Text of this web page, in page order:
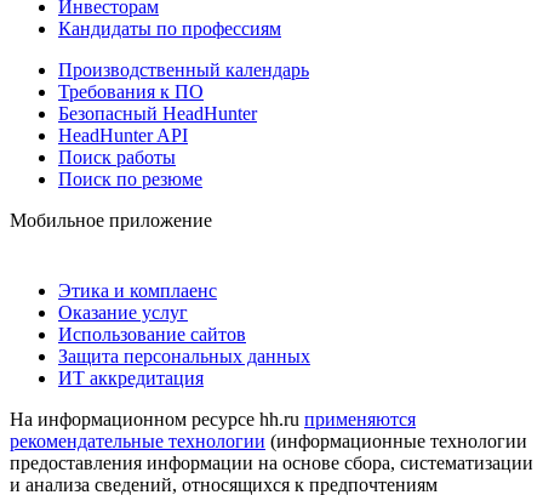
Инвесторам
Кандидаты по профессиям
Производственный календарь
Требования к ПО
Безопасный HeadHunter
HeadHunter API
Поиск работы
Поиск по резюме
Мобильное приложение
Этика и комплаенс
Оказание услуг
Использование сайтов
Защита персональных данных
ИТ аккредитация
На информационном ресурсе hh.ru применяются
рекомендательные технологии (информационные технологии
предоставления информации на основе сбора, систематизации
и анализа сведений, относящихся к предпочтениям